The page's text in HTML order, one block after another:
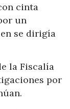
cinta
un
se dirigía
la Fiscalía
por